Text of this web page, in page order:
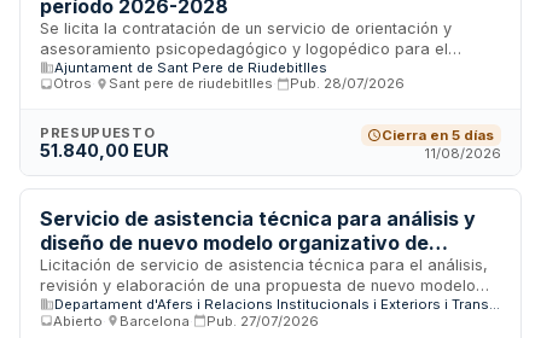
período 2026-2028
Se licita la contratación de un servicio de orientación y
asesoramiento psicopedagógico y logopédico para el
período 2026-2028, con dedicación de 12 horas semanales
distribuidas en 10 meses anuales de septiembre a junio. El
cubrir necesidades sociales que no pueden ser satisfechas
con medios propios. El adjudicatario deberá contar con
seguro de responsabilidad civil actualizado y cumplir con los
requisitos técnicos y de capacitación profesional
establecidos.
Ajuntament de Sant Pere de Riudebitlles
Otros
Sant pere de riudebitlles Pub. 28/07/2026
PRESUPUESTO
51.840,00 EUR
Cierra en 5 días
11/08/2026
Servicio de asistencia técnica para análisis y
diseño de nuevo modelo organizativo de
cooperación al desarrollo - Generalitat de
Catalunya
Licitación de servicio de asistencia técnica para el análisis,
revisión y elaboración de una propuesta de nuevo modelo
organizativo funcional y orgánico de la cooperación al
desarrollo del Gobierno de la Generalitat de Catalunya. El
Departament d'Afers i Relacions Institucionals i Exteriors i Transparència
Abierto
Barcelona Pub. 27/07/2026